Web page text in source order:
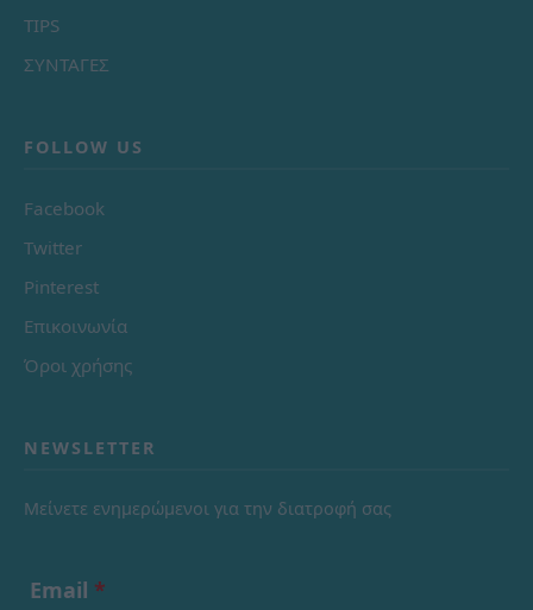
TIPS
ΣΥΝΤΑΓΕΣ
FOLLOW US
Facebook
Twitter
Pinterest
Επικοινωνία
Όροι χρήσης
NEWSLETTER
Μείνετε ενημερώμενοι για την διατροφή σας
Email *